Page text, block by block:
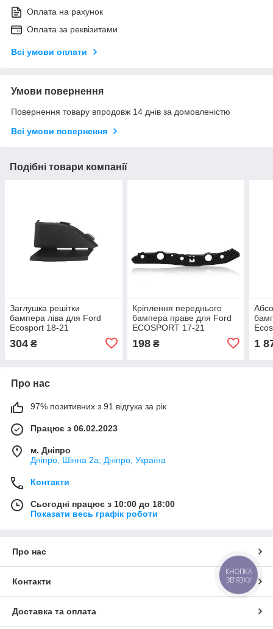
Оплата на рахунок
Оплата за реквізитами
Всі умови оплати
Умови повернення
Повернення товару впродовж 14 днів за домовленістю
Всі умови повернення
Подібні товари компанії
Заглушка решітки
бампера ліва для Ford
Ecosport 18-21
304 ₴
Кріплення переднього
бампера праве для Ford
ECOSPORT 17-21
198₴ 1
Про нас
97% позитивних з 91 відгука за рік
Працює з 06.02.2023
м. Дніпро
Дніпро, Шінна 2а, Дніпро, Україна
Контакти
Сьогодні працює з 10:00 до 18:00
Показати весь графік роботи
Про нас
Контакти
Доставка та оплата
КНОПКА
ЗВ'ЯЗКУ